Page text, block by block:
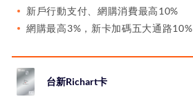
新戶行動支付、網購消費最高10%
網購最高3%，新卡加碼五大通路10%
台新Richart卡